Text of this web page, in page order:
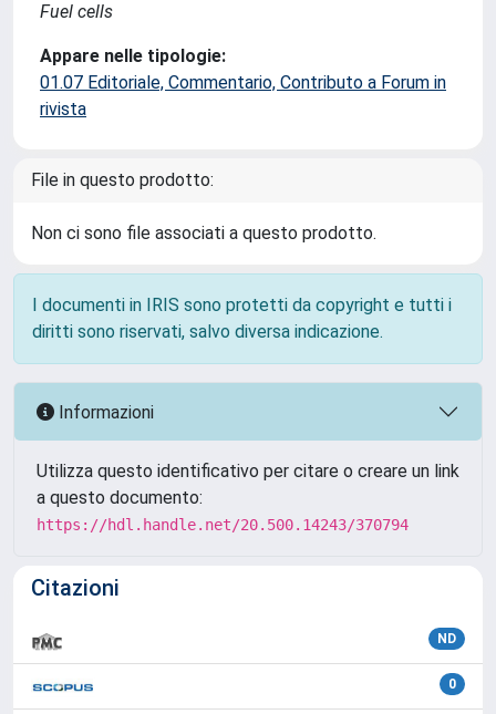
Fuel cells
Appare nelle tipologie:
01.07 Editoriale, Commentario, Contributo a Forum in
rivista
File in questo prodotto:
Non ci sono file associati a questo prodotto.
I documenti in IRIS sono protetti da copyright e tutti i
diritti sono riservati, salvo diversa indicazione.
Informazioni
Utilizza questo identificativo per citare o creare un link
a questo documento:
https://hdl.handle.net/20.500.14243/370794
Citazioni
ND
0